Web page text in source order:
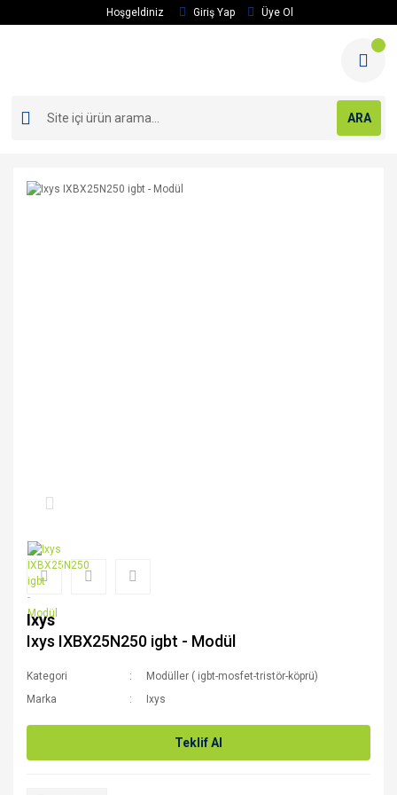
Hoşgeldiniz Giriş Yap Üye Ol
ARA
Ixys
Ixys IXBX25N250 igbt - Modül
Kategori
Modüller ( igbt-mosfet-tristör-köprü)
Marka
Ixys
Teklif Al